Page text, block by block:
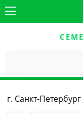
г. Санкт-